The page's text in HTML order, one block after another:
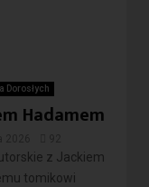
Dorosłych
Hadamem
z Jackiem
tomikowi